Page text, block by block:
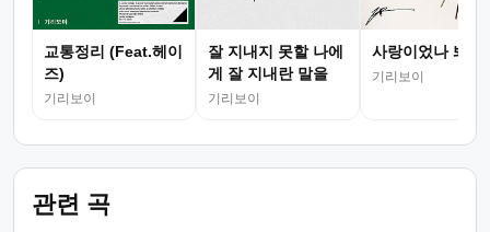
교통정리 (Feat.헤이
즈)
기리보이
잘 지내지 못할 나에
게 잘 지내란 말을
기리보이
사랑이었나 봐
기리보이
관련 곡